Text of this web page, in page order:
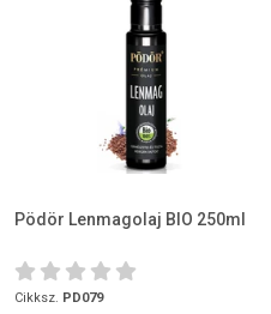
Pödör Lenmagolaj BIO 250ml
Cikksz. PD079